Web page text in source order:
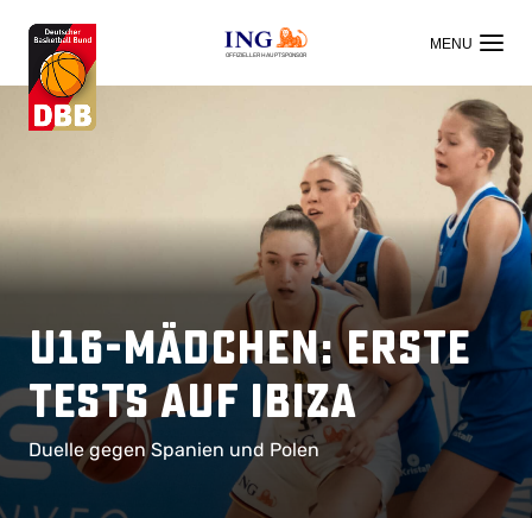
OFFIZIELLER HAUPTSPONSOR
U16-Mädchen: Erste
Tests auf Ibiza
Duelle gegen Spanien und Polen